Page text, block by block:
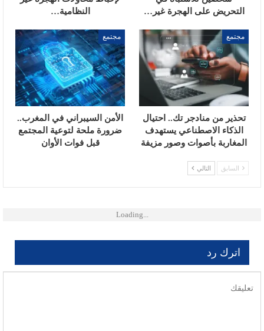
التحريض على الهجرة غير…
النظامية…
مجتمع
تحذير من منادجر تك.. احتيال
الذكاء الاصطناعي يستهدف
المغاربة بأصوات وصور مزيفة
مجتمع
الأمن السيبراني في المغرب..
ضرورة ملحة لتوعية المجتمع
قبل فوات الأوان
السابق التالي
Loading...
اترك رد